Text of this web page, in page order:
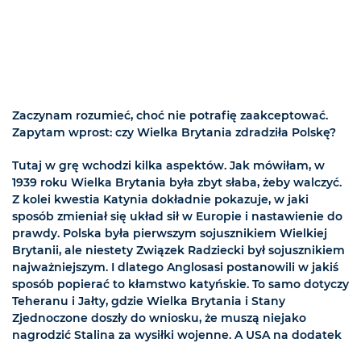
Zaczynam rozumieć, choć nie potrafię zaakceptować.
Zapytam wprost: czy Wielka Brytania zdradziła Polskę?
Tutaj w grę wchodzi kilka aspektów. Jak mówiłam, w
1939 roku Wielka Brytania była zbyt słaba, żeby walczyć.
Z kolei kwestia Katynia dokładnie pokazuje, w jaki
sposób zmieniał się układ sił w Europie i nastawienie do
prawdy. Polska była pierwszym sojusznikiem Wielkiej
Brytanii, ale niestety Związek Radziecki był sojusznikiem
najważniejszym. I dlatego Anglosasi postanowili w jakiś
sposób popierać to kłamstwo katyńskie. To samo dotyczy
Teheranu i Jałty, gdzie Wielka Brytania i Stany
Zjednoczone doszły do wniosku, że muszą niejako
nagrodzić Stalina za wysiłki wojenne. A USA na dodatek